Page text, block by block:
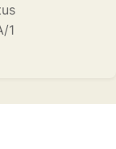
1